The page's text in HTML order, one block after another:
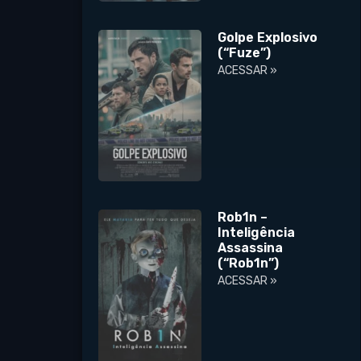
Golpe Explosivo
(“Fuze”)
ACESSAR »
Rob1n –
Inteligência
Assassina
(“Rob1n”)
ACESSAR »